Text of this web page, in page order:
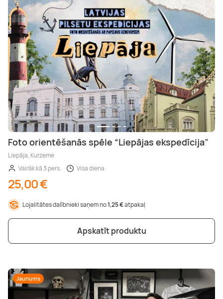
Foto orientēšanās spēle “Liepājas ekspedīcija”
Liepāja, Kurzeme
Vairāk kā 3 pers.
Visa diena
25,00 €
Lojalitātes dalībnieki saņem no1,25 €atpakaļ
Apskatīt produktu
Jaunums